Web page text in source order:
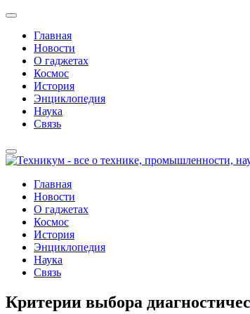
Главная
Новости
О гаджетах
Космос
История
Энциклопедия
Наука
Связь
Главная
Новости
О гаджетах
Космос
История
Энциклопедия
Наука
Связь
Критерии выбора